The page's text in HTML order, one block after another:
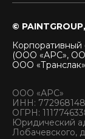
©
Корпоративный
(ООО «АРС»,
ООО
ООО «АРС»
ИНН:
ОГРН:
Юридический
Лобачевского,